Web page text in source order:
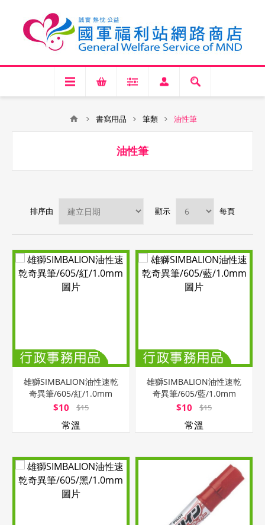
書寫用品 筆類 油性筆
油性筆
排序由 顯示 每頁
雄獅SIMBALION油性速乾
奇異筆/605/紅/1.0mm
$10 $15
常溫
雄獅SIMBALION油性速乾
奇異筆/605/藍/1.0mm
$10 $15
常溫